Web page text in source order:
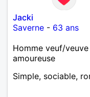
Jacki
Saverne - 63 ans
Homme veuf/
amoureuse
Simple, sociable,